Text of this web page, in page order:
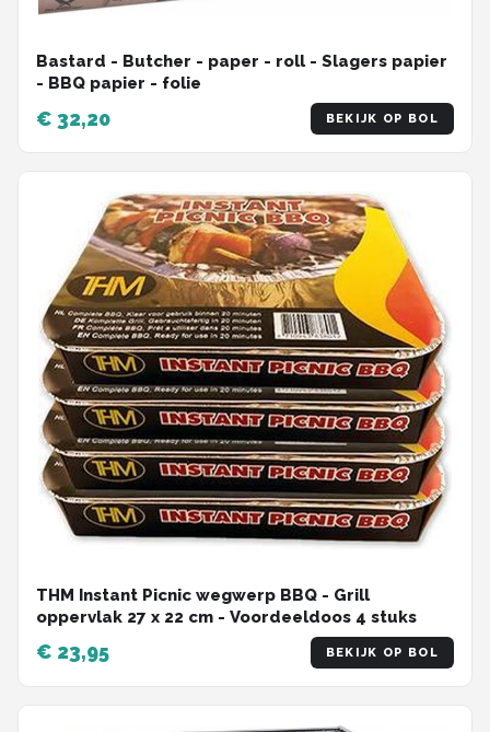
Bastard - Butcher - paper - roll - Slagers papier
- BBQ papier - folie
€ 32,20 BEKIJK OP BOL
THM Instant Picnic wegwerp BBQ - Grill
oppervlak 27 x 22 cm - Voordeeldoos 4 stuks
€ 23,95 BEKIJK OP BOL